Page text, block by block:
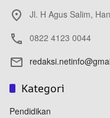
Jl. H Agus Salim,
0822 4123 0044
Kategori
Pendidikan